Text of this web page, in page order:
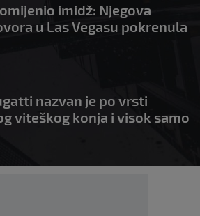
imidž: Njegova
u Las Vegasu pokrenula
nazvan je po vrsti
viteškog konja i visok samo